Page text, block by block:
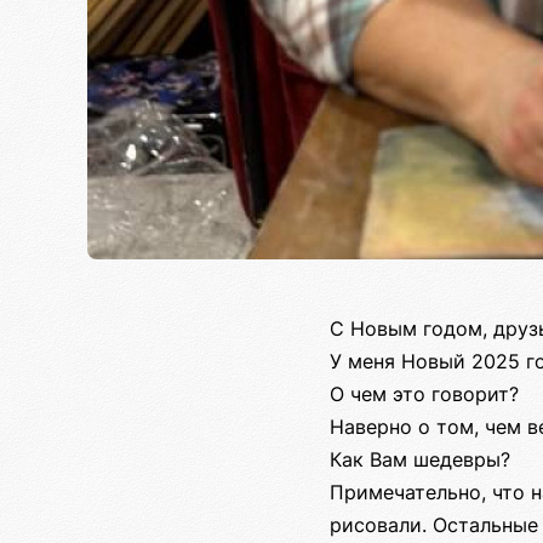
С Новым годом,
У меня Новый 2025
О чем это говорит?
Наверно о том, чем
Как Вам шедевры?
Примечательно, что
рисовали.